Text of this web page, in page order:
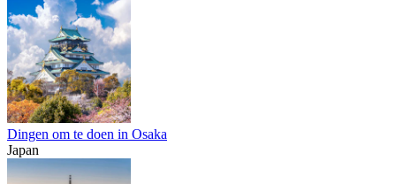
Dingen om te doen in Osaka
Japan